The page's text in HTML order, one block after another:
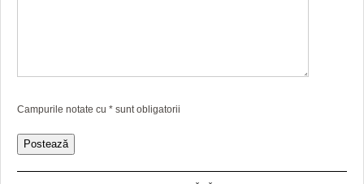
Campurile notate cu * sunt obligatorii